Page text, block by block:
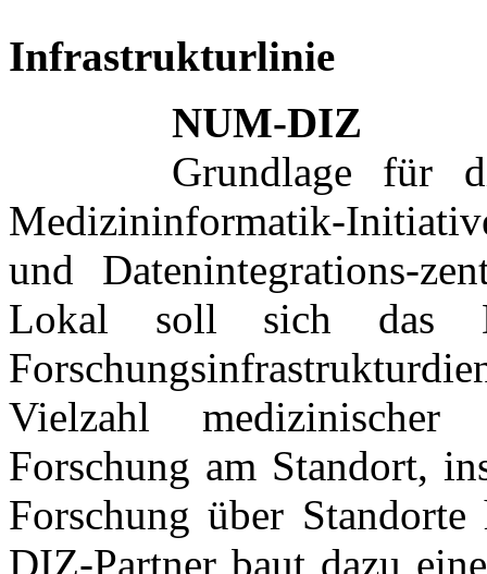
Infrastrukturlinie
NUM-DIZ
Grundlage für
Medizininformatik-
und Datenintegrations-
Lokal soll sich das
Vielzahl medizinischer
Forschung am Standort,
Forschung über
DIZ-Partner baut dazu